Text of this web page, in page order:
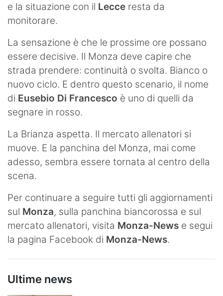
e la situazione con il Lecce resta da
monitorare.
La sensazione è che le prossime ore possano
essere decisive. Il Monza deve capire che
strada prendere: continuità o svolta. Bianco o
nuovo ciclo. E dentro questo scenario, il nome
di Eusebio Di Francesco è uno di quelli da
segnare in rosso.
La Brianza aspetta. Il mercato allenatori si
muove. E la panchina del Monza, mai come
adesso, sembra essere tornata al centro della
scena.
Per continuare a seguire tutti gli aggiornamenti
sul Monza, sulla panchina biancorossa e sul
mercato allenatori, visita Monza-News e segui
la pagina Facebook di Monza-News.
Ultime news